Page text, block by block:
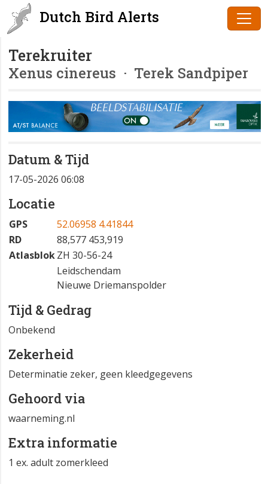
Dutch Bird Alerts
Terekruiter
Xenus cinereus · Terek Sandpiper
Datum & Tijd
17-05-2026 06:08
Locatie
GPS
52.06958 4.41844
RD
88,577 453,919
AtlasblokZH 30-56-24
Leidschendam
Nieuwe Driemanspolder
Tijd & Gedrag
Onbekend
Zekerheid
Determinatie zeker, geen kleedgegevens
Gehoord via
waarneming.nl
Extra informatie
1 ex. adult zomerkleed